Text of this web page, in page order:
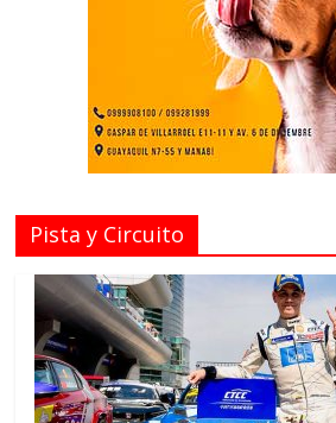
Pista y Circuito